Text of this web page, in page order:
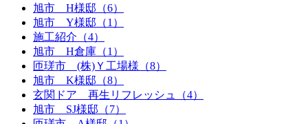
旭市 H様邸（6）
旭市 Y様邸（1）
施工紹介（4）
旭市 H倉庫（1）
匝瑳市 (株)Ｙ工場様（8）
旭市 K様邸（8）
玄関ドア 再生リフレッシュ（4）
旭市 SJ様邸（7）